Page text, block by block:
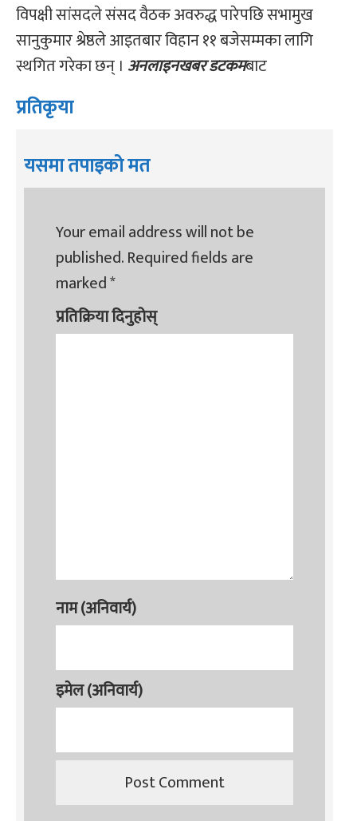
विपक्षी सांसदले संसद वैठक अवरुद्ध पारेपछि सभामुख
सानुकुमार श्रेष्ठले आइतबार विहान ११ बजेसम्मका लागि
स्थगित गरेका छन् । अनलाइनखबर डटकमबाट
प्रतिकृया
यसमा तपाइको मत
Your email address will not be
published.Required fields are
marked*
प्रतिक्रिया दिनुहोस्
नाम (अनिवार्य)
इमेल (अनिवार्य)